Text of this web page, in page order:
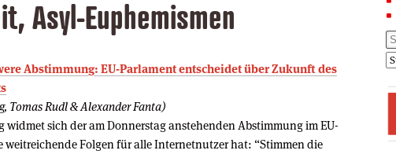
Asyl-Euphemismen
Abstimmung: EU-Parlament entscheidet über Zukunft des
Tomas Rudl & Alexander Fanta)
widmet sich der am Donnerstag anstehenden Abstimmung im EU-
weitreichende Folgen für alle Internetnutzer hat: “Stimmen die